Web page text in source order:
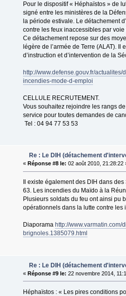
Pour le dispositif « Héphaïstos » de
signé entre les ministères de la
la période estivale. Le détachement
contre les feux inaccessibles par voie
Ce détachement repose sur des
légère de l’armée de Terre (ALAT).
d’instruction et d’intervention de la
http://www.defense.gouv.fr/
incendies-mode-d-emploi
CELLULE RECRUTEMENT.
Vous souhaitez rejoindre les rangs
service pour toutes demandes de
Tel : 04 94 77 53 53
Re : Le DIH (détachement
« Réponse #8 le: 02 août 2010, 21:28:22
Il existe également des DIH dans
63. Les incendies du Maïdo à la
Plusieurs soldats du feu ont ainsi pu
opérationnels dans la lutte contre
Diaporama http://
brignoles.1385079.html
Re : Le DIH (détachement
« Réponse #9 le: 22 novembre 2014,
Héphaïstos : « Les pires conditions